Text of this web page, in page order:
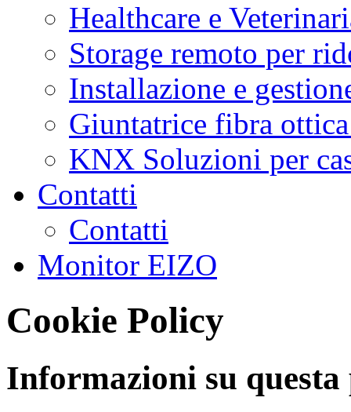
Healthcare e
Storage remoto per
Installazione e
Giuntatrice fibra
KNX Soluzioni per
Contatti
Contatti
Monitor EIZO
Cookie Policy
Informazioni su